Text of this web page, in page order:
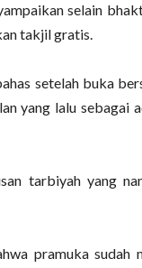
selain
takjil gratis.
setelah buka
yang lalu sebagai
tarbiyah yang
pramuka sudah